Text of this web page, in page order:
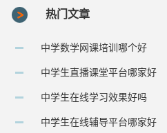
热门文章
中学数学网课培训哪个好
中学生直播课堂平台哪家好
中学生在线学习效果好吗
中学生在线辅导平台哪家好